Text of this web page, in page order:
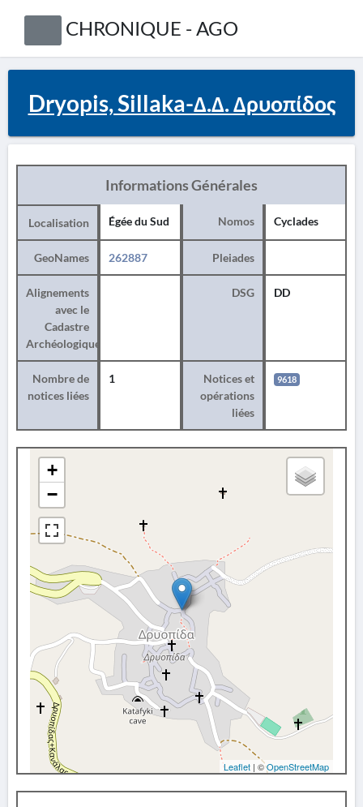
CHRONIQUE - AGO
Dryopis, Sillaka-Δ.Δ. Δρυοπίδος
Informations Générales
Localisation Égée du Sud Nomos Cyclades
GeoNames 262887 Pleiades
Alignements
avec le
Cadastre
Archéologique
DSG DD
Nombre de
notices liées
1
Notices et
opérations
liées
9618
+
−
Leaflet | ©OpenStreetMap